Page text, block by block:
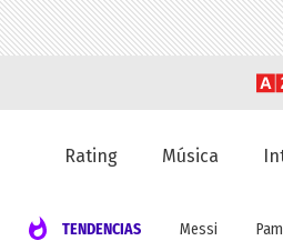
Rating Música
TENDENCIAS Messi